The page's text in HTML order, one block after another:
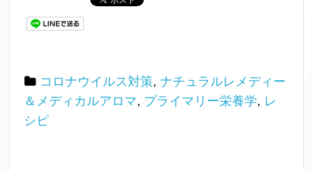
コロナウイルス対策,ナチュラルレメディー
＆メディカルアロマ, プライマリー栄養学, レ
シピ